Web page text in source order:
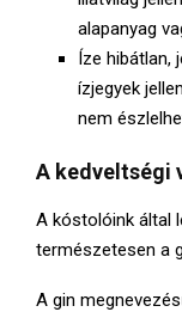
alapanyag
Íze hibátlan,
ízjegyek
nem
A kedveltségi
A kóstolóink által
természetesen a
A gin